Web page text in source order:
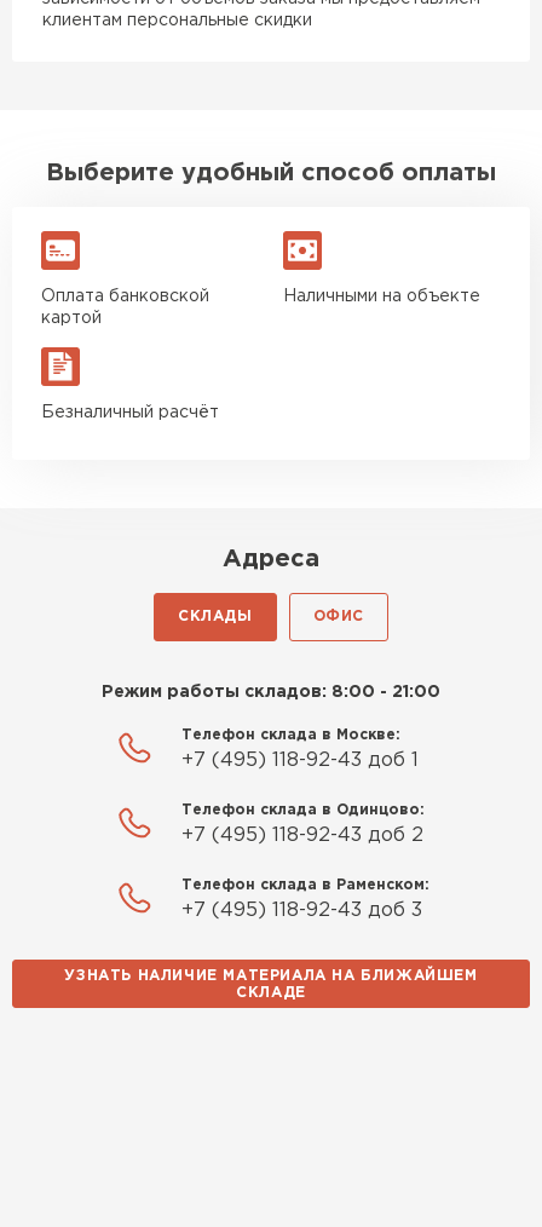
клиентам персональные скидки
Выберите удобный способ оплаты
Оплата банковской
картой
Наличными на объекте
Безналичный расчёт
Адреса
СКЛАДЫ ОФИС
Режим работы складов: 8:00 - 21:00
Телефон склада в Москве:
+7 (495) 118-92-43 доб 1
Телефон склада в Одинцово:
+7 (495) 118-92-43 доб 2
Телефон склада в Раменском:
+7 (495) 118-92-43 доб 3
УЗНАТЬ НАЛИЧИЕ МАТЕРИАЛА НА БЛИЖАЙШЕМ
СКЛАДЕ